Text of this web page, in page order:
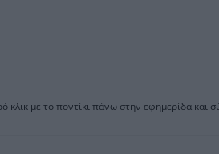
κλικ με το ποντίκι πάνω στην εφημερίδα και